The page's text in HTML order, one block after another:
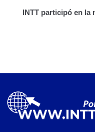
INTT participó en la